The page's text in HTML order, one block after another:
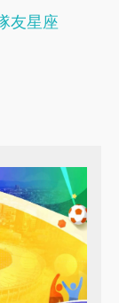
友星座